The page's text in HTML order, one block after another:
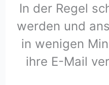
In der Regel
werden und
in wenigen
ihre E-Mail